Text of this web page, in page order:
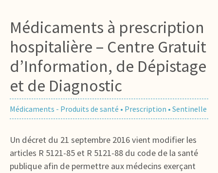
Médicaments à prescription
hospitalière – Centre Gratuit
d’Information, de Dépistage
et de Diagnostic
Médicaments - Produits de santé • Prescription • Sentinelle
Un décret du 21 septembre 2016 vient modifier les
articles R 5121-85 et R 5121-88 du code de la santé
publique afin de permettre aux médecins exerçant